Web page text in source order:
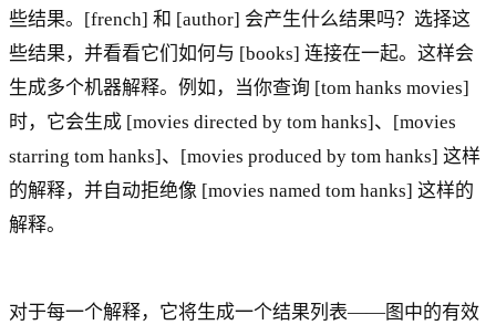
些结果。[french] 和 [author] 会产生什么结果吗？选择这
些结果，并看看它们如何与 [books] 连接在一起。这样会
生成多个机器解释。例如，当你查询 [tom hanks movies]
时，它会生成 [movies directed by tom hanks]、[movies
starring tom hanks]、[movies produced by tom hanks] 这样
的解释，并自动拒绝像 [movies named tom hanks] 这样的
解释。
对于每一个解释，它将生成一个结果列表——图中的有效